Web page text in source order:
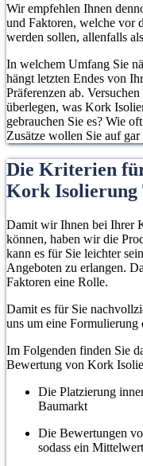
Wir empfehlen Ihnen
und Faktoren, welche vor
werden sollen, allenfalls
In welchem Umfang Sie
hängt letzten Endes von
Präferenzen ab.
überlegen, was Kork
gebrauchen Sie es? Wie
Zusätze wollen Sie auf
Die Kriterien
Kork Isolierung
Damit wir Ihnen bei Ihrer
können, haben wir die
kann es für Sie leichter
Angeboten zu erlangen.
Faktoren eine Rolle.
Damit es für Sie
uns um eine
Im Folgenden finden Sie
Bewertung von Kork
Die Platzierung
Baumarkt
Die Bewertungen
sodass ein